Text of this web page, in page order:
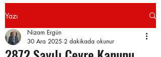
Yazı
Nizam Ergün
30 Ara 2025 2 dakikada okunur